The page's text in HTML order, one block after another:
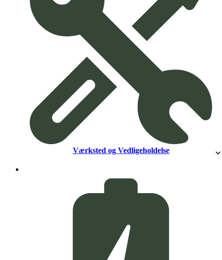
Værksted og Vedligeholdelse